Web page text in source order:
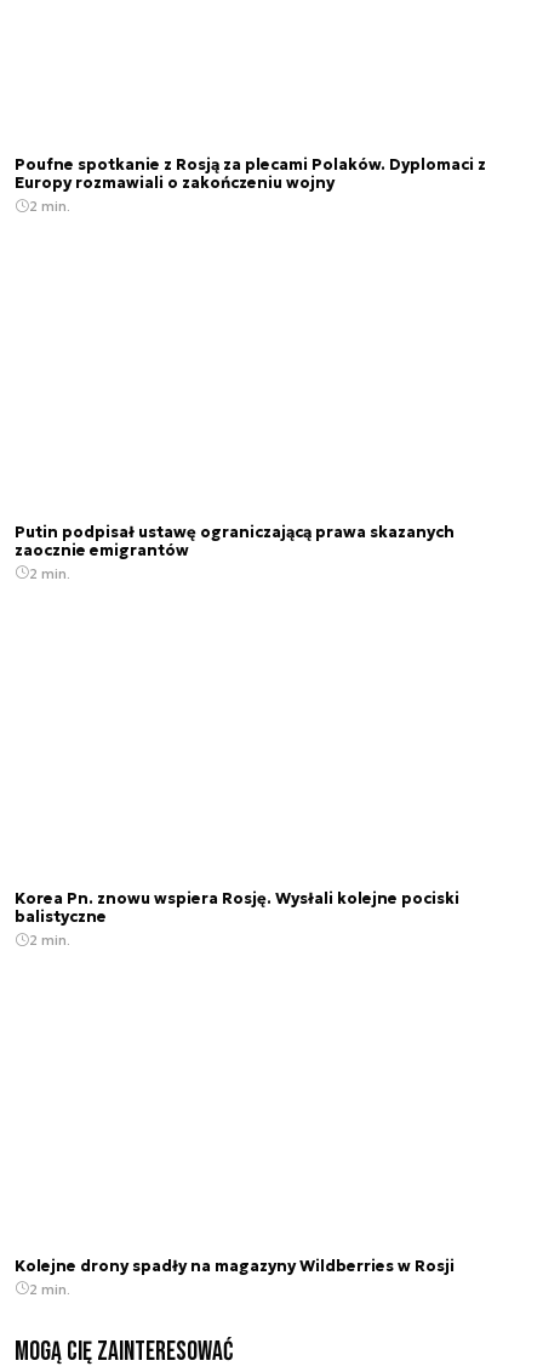
Poufne spotkanie z Rosją za plecami Polaków. Dyplomaci z
Europy rozmawiali o zakończeniu wojny
2 min.
Putin podpisał ustawę ograniczającą prawa skazanych
zaocznie emigrantów
2 min.
Korea Pn. znowu wspiera Rosję. Wysłali kolejne pociski
balistyczne
2 min.
Kolejne drony spadły na magazyny Wildberries w Rosji
2 min.
Mogą Cię zainteresować